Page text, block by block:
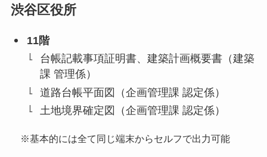
渋谷区役所
11階
台帳記載事項証明書、建築計画概要書（建築
課 管理係）
道路台帳平面図（企画管理課 認定係）
土地境界確定図（企画管理課 認定係）
※基本的には全て同じ端末からセルフで出力可能